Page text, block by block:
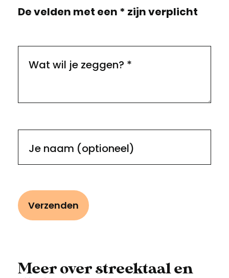
bij de Haringvisserij). Er was zó veel
Lezingencommissie kort erna nóg zo'n
avond organiseerden, omdat er nog
2018 door de Vereniging Vrienden van
Museum Vlaardingen het Vlaardings
uitverkocht!
De velden met een * zijn verplicht
Wat wil je zeggen? *
Je naam (optioneel)
Meer over streektaal en